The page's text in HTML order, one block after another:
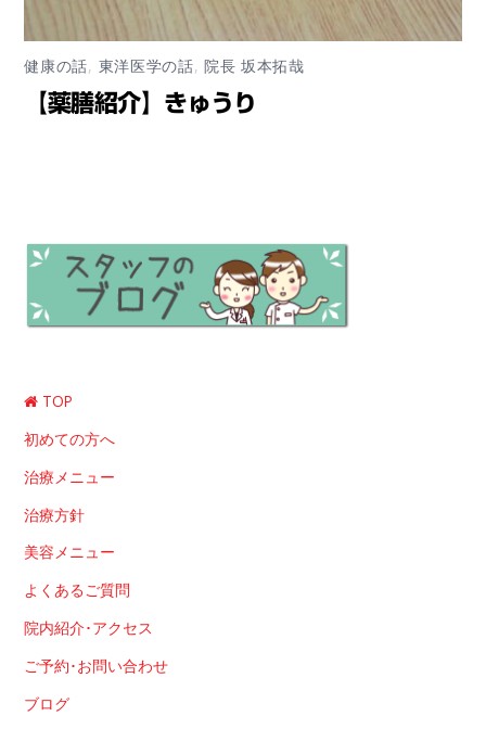
健康の話, 東洋医学の話,院長 坂本拓哉
【薬膳紹介】きゅうり
TOP
初めての方へ
治療メニュー
治療方針
美容メニュー
よくあるご質問
院内紹介･アクセス
ご予約･お問い合わせ
ブログ